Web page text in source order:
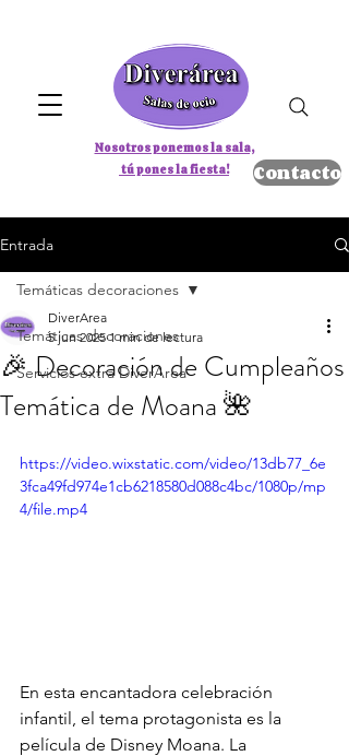
Nosotros ponemos la sala,
tú pones la fiesta!
Contacto
Entrada
Temáticas decoraciones
Servicios extra DiverArea
Temáticas decoraciones
🎉 Decoración de Cumpleaños
Temática de Moana 🌺
DiverArea
5 jun 2025 1 min de lectura
https://video.wixstatic.com/video/13db77_6e
3fca49fd974e1cb6218580d088c4bc/1080p/mp
4/file.mp4
En esta encantadora celebración
infantil, el tema protagonista es la
película de Disney Moana. La